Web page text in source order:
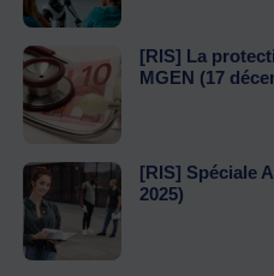
[RIS] La
MGEN (17
[RIS] Spéciale
2025)